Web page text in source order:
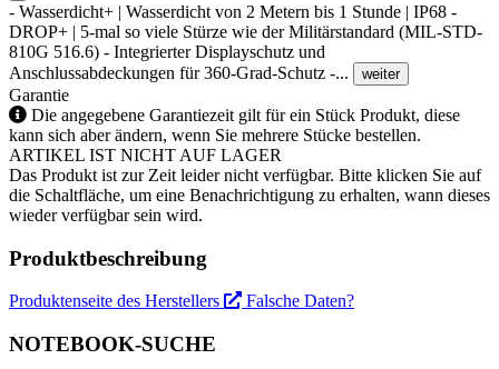
- Wasserdicht+ | Wasserdicht von 2 Metern bis 1 Stunde | IP68 -
DROP+ | 5-mal so viele Stürze wie der Militärstandard (MIL-STD-
810G 516.6) - Integrierter Displayschutz und
Anschlussabdeckungen für 360-Grad-Schutz -...
weiter
Garantie
Die angegebene Garantiezeit gilt für ein Stück Produkt, diese
kann sich aber ändern, wenn Sie mehrere Stücke bestellen.
ARTIKEL IST NICHT AUF LAGER
Das Produkt ist zur Zeit leider nicht verfügbar. Bitte klicken Sie auf
die Schaltfläche, um eine Benachrichtigung zu erhalten, wann dieses
wieder verfügbar sein wird.
Produktbeschreibung
Produktenseite des Herstellers Falsche Daten?
NOTEBOOK-SUCHE